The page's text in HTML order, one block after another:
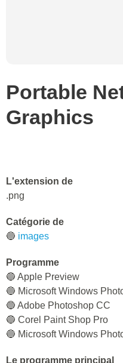
Portable
Graphics
L'extension de
.png
Catégorie de
🔵 images
Programme
🔵 Apple Preview
🔵 Microsoft Windows
🔵 Adobe Photoshop CC
🔵 Corel Paint Shop Pro
🔵 Microsoft Windows
Le programme principal